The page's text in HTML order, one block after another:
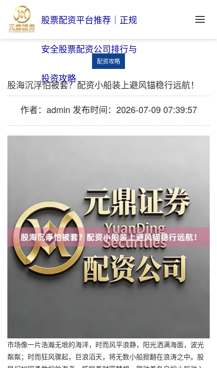
股票配资平台推荐｜正规
安全股票配资公司排行与
投资攻略
配资攻略
股海沉浮怕被套？配资小船装上避风锚稳行远航！
作者：admin 发布时间：2026-07-09 07:39:57
市场像一片浩瀚无垠的海洋，时而风平浪静，阳光洒满海面，波光
粼粼；时而狂风骤起，巨浪滔天，将无数小船掀翻在浪涛之中。股